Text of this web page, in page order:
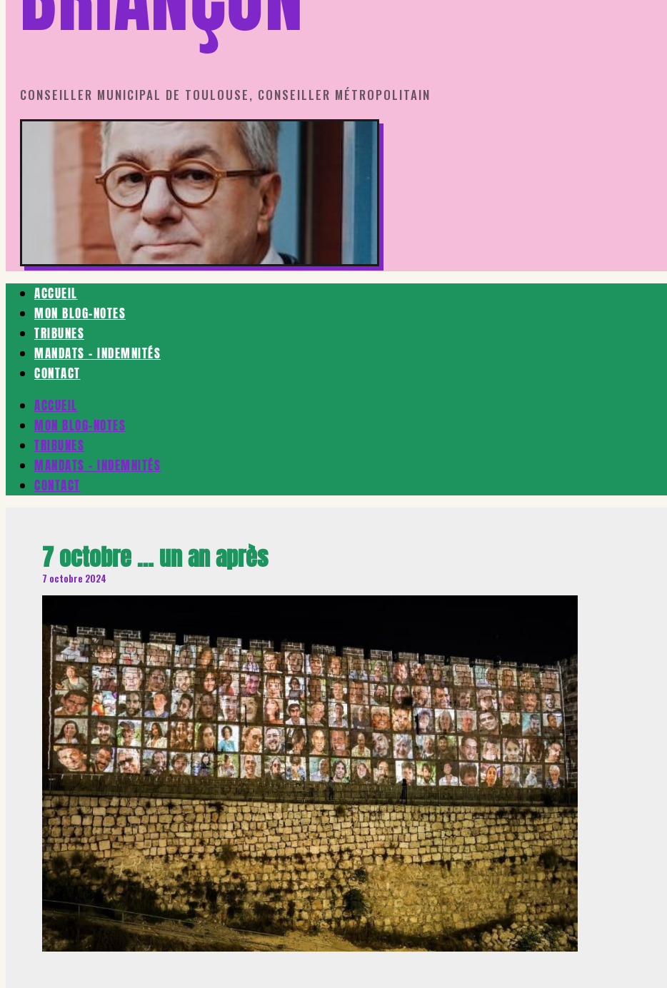
CONSEILLER MUNICIPAL DE TOULOUSE, CONSEILLER MÉTROPOLITAIN
ACCUEIL
MON BLOG-NOTES
TRIBUNES
MANDATS – INDEMNITÉS
CONTACT
ACCUEIL
MON BLOG-NOTES
TRIBUNES
MANDATS – INDEMNITÉS
CONTACT
7 octobre … un an après
7 octobre 2024